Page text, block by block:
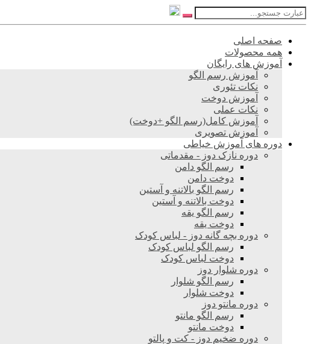
صفحه اصلی
همه محصولات
آموزش های رایگان
آموزش رسم الگو
نکات تئوری
آموزش دوخت
نکات عملی
آموزش کامل(رسم الگو +دوخت)
آموزش تصویری
دوره های آموزش خیاطی
دوره نازک دوز - مقدماتی
رسم الگو دامن
دوخت دامن
رسم الگو بالاتنه و آستین
دوخت بالاتنه و آستین
رسم الگو یقه
دوخت یقه
دوره بچه گانه دوز - لباس کودک
رسم الگو لباس کودک
دوخت لباس کودک
دوره شلوار دوز
رسم الگو شلوار
دوخت شلوار
دوره مانتو دوز
رسم الگو مانتو
دوخت مانتو
دوره ضخیم دوز - کت و پالتو